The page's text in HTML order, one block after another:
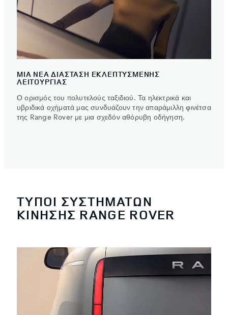
ΜΙΑ ΝΕΑ ΔΙΑΣΤΑΣΗ ΕΚΛΕΠΤΥΣΜΕΝΗΣ
ΛΕΙΤΟΥΡΓΙΑΣ
Ο ορισμός του πολυτελούς ταξιδιού. Τα ηλεκτρικά και
υβριδικά οχήματά μας συνδυάζουν την απαράμιλλη φινέτσα
της Range Rover με μια σχεδόν αθόρυβη οδήγηση.
ΤΥΠΟΙ ΣΥΣΤΗΜΑΤΩΝ
ΚΙΝΗΣΗΣ RANGE ROVER